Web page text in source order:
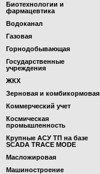
Биотехнологии и
фармацевтика
Водоканал
Газовая
Горнодобывающая
Государственные
учреждения
ЖКХ
Зерновая и комбикормовая
Коммерческий учет
Космическая
промышленность
Крупные АСУ ТП на базе
SCADA TRACE MODE
Масложировая
Машиностроение